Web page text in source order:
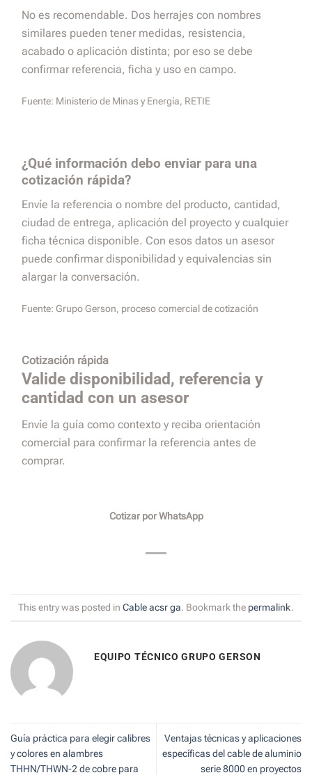
No es recomendable. Dos herrajes con nombres
similares pueden tener medidas, resistencia,
acabado o aplicación distinta; por eso se debe
confirmar referencia, ficha y uso en campo.
Fuente: Ministerio de Minas y Energía, RETIE
¿Qué información debo enviar para una
cotización rápida?
Envíe la referencia o nombre del producto, cantidad,
ciudad de entrega, aplicación del proyecto y cualquier
ficha técnica disponible. Con esos datos un asesor
puede confirmar disponibilidad y equivalencias sin
alargar la conversación.
Fuente: Grupo Gerson, proceso comercial de cotización
Cotización rápida
Valide disponibilidad, referencia y
cantidad con un asesor
Envíe la guía como contexto y reciba orientación
comercial para confirmar la referencia antes de
comprar.
Cotizar por WhatsApp
This entry was posted in Cable acsr ga. Bookmark the permalink.
EQUIPO TÉCNICO GRUPO GERSON
Guía práctica para elegir calibres
y colores en alambres
THHN/THWN-2 de cobre para
Ventajas técnicas y aplicaciones
específicas del cable de aluminio
serie 8000 en proyectos